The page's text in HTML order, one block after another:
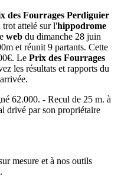
des Fourrages Perdiguier
attelé sur l'hippodrome
web du dimanche 28 juin
et réunit 9 partants. Cette
Le Prix des Fourrages
les résultats et rapports du
62.000. - Recul de 25 m. à
drivé par son propriétaire
mesure et à nos outils